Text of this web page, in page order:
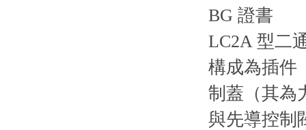
BG 證書
LC2A 型二
構成為插件
制蓋（其為
與先導控制